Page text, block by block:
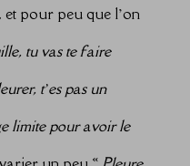
pour peu que l’on
tu vas te faire
t’es pas un
limite pour avoir le